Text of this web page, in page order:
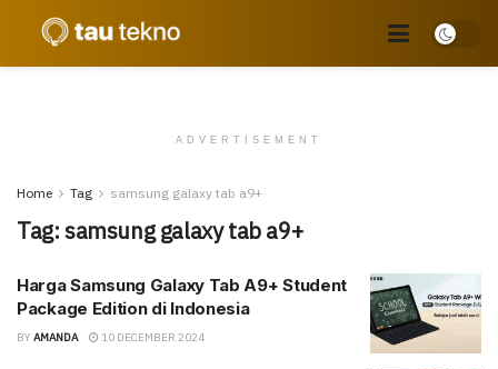
ADVERTISEMENT
Home Tag samsung galaxy tab a9+
Tag:samsung galaxy tab a9+
Harga Samsung Galaxy Tab A9+ Student
Package Edition di Indonesia
BY AMANDA 10 DECEMBER 2024